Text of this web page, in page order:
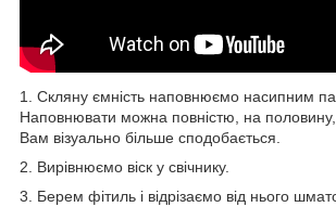
1. Скляну ємність наповнюємо насипним
Наповнювати можна повністю, на
Вам візуально більше сподобається.
2. Вирівнюємо віск у свічнику.
3. Берем фітиль і відрізаємо від нього